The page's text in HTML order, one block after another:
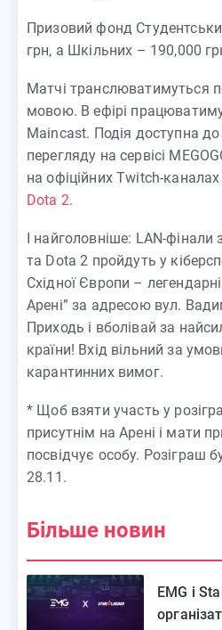
Призовий фонд
грн, а Шкільних – 190,000
Матчі транслюватимуться
мовою. В ефірі
Maincast. Подія доступна
перегляду на сервісі
на офіційних Twitch-каналах
Dota 2.
І найголовніше: LAN-фінали
та Dota 2 пройдуть у
Східної Європи –
Арені” за адресою вул.
Приходь і вболівай за
країни! Вхід вільний за
карантинних вимог.
* Щоб взяти участь у
присутнім на Арені і мати
посвідчує особу. Розіграш
28.11.
Більше новин
EMG і